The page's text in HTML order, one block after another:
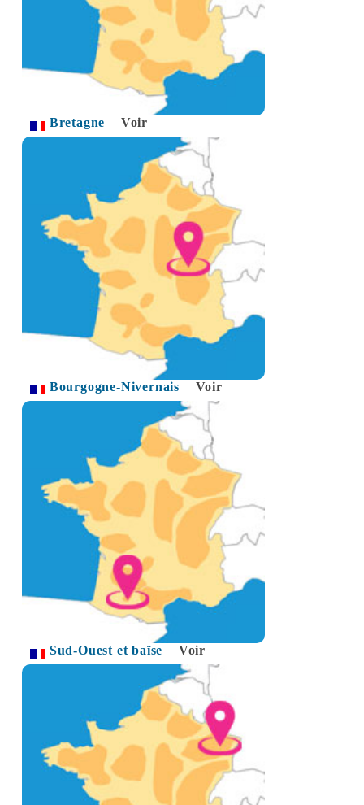
Bretagne Voir
Bourgogne-Nivernais Voir
Sud-Ouest et baïse Voir